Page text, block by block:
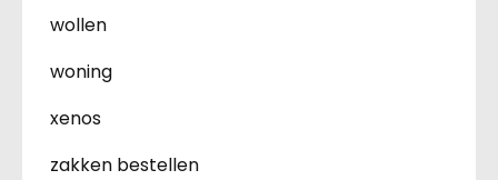
wollen
woning
xenos
zakken bestellen